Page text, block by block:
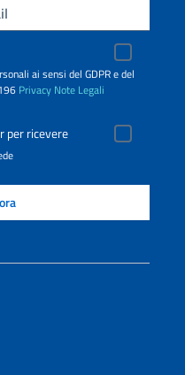
ai sensi del GDPR e del
Privacy Note Legali
per ricevere